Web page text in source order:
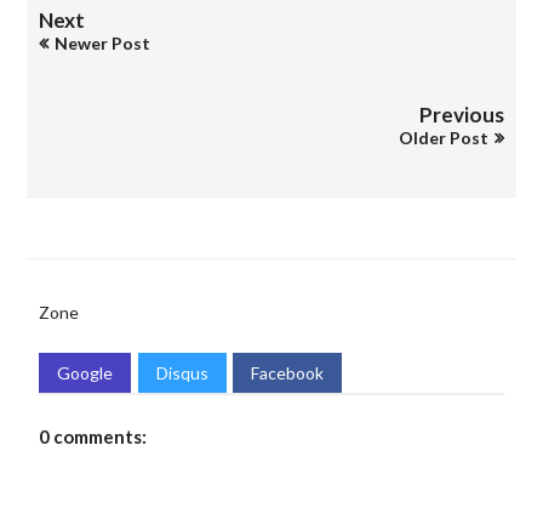
Next
Newer Post
Previous
Older Post
Zone
Google Disqus Facebook
0 comments: